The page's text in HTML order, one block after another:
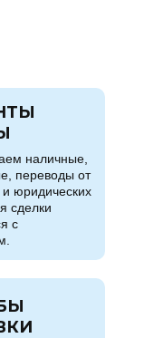
наличные,
переводы от
юридических
сделки
с